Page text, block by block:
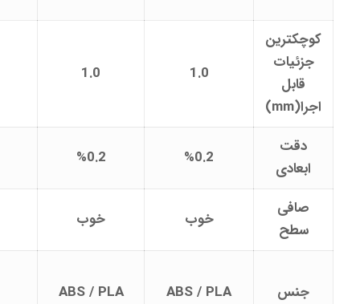
کوچکترین
جزئیات
قابل
اجرا(mm)
1.0
1.0
دقت
ابعادی
%0.2
%0.2
صافی
سطح
خوب خوب
جنس ABS / PLA
ABS / PLA